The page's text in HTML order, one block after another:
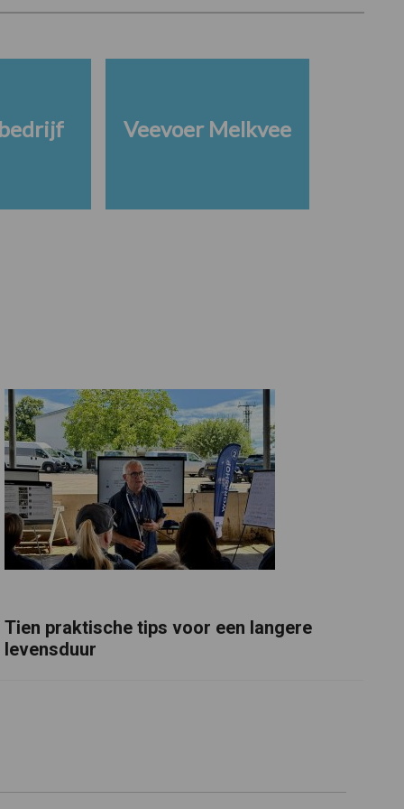
Veevoer Melkvee
Tien praktische tips voor een langere
levensduur